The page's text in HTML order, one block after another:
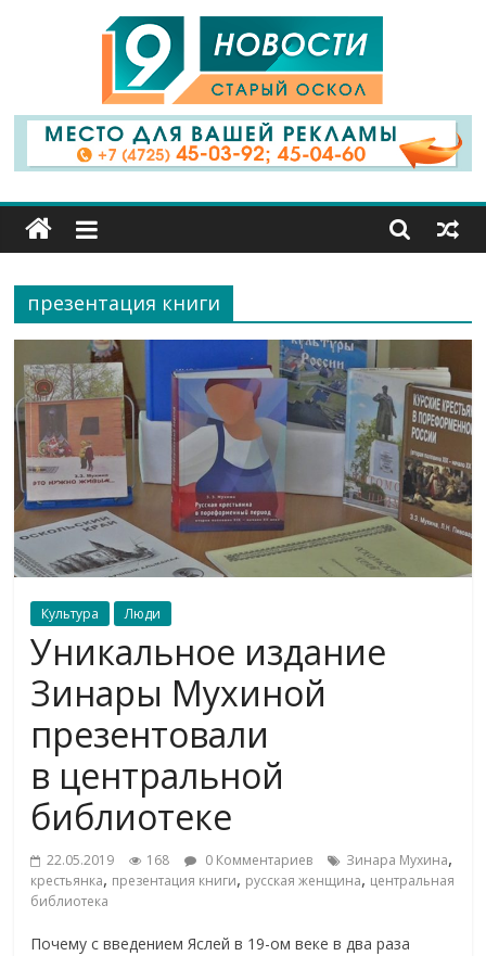
9
Канал
Старый
Оскол
презентация книги
Культура Люди
Уникальное издание
Зинары Мухиной
презентовали
в центральной
библиотеке
22.05.2019 168 0 Комментариев Зинара Мухина,
крестьянка, презентация книги, русская женщина, центральная
библиотека
Почему с введением Яслей в 19-ом веке в два раза